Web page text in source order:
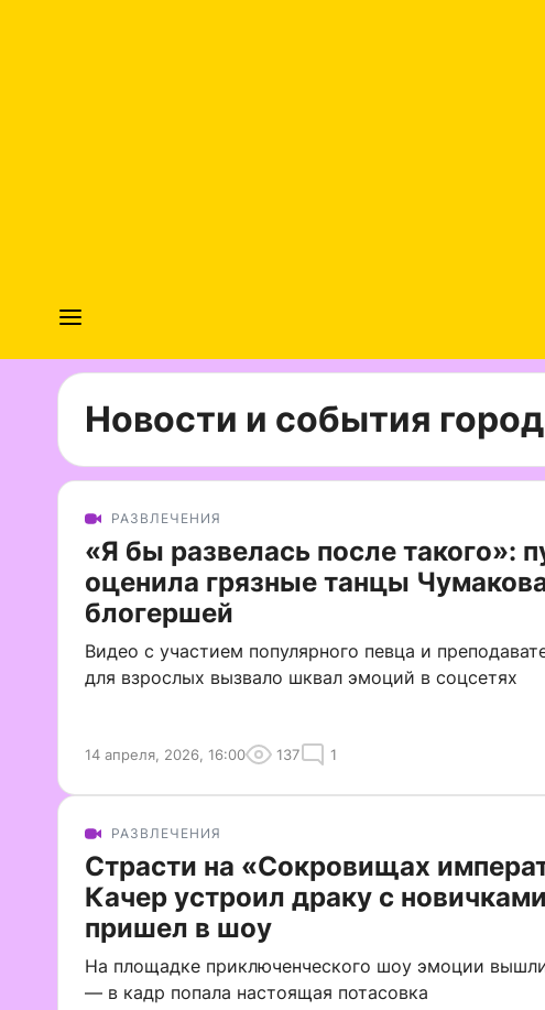
Новости и события
РАЗВЛЕЧЕНИЯ
«Я бы развелась после такого»:
оценила грязные танцы
блогершей
Видео с участием популярного певца и
для взрослых вызвало шквал эмоций в соцсетях
14 апреля, 2026, 16:00 137 1
РАЗВЛЕЧЕНИЯ
Страсти на «Сокровищах
Качер устроил драку с
пришел в шоу
На площадке приключенческого шоу эмоции
— в кадр попала настоящая потасовка